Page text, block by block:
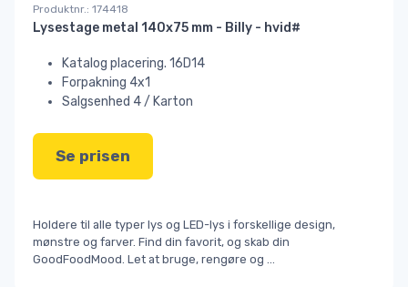
Produktnr.: 174418
Lysestage metal 140x75 mm - Billy - hvid#
Katalog placering. 16D14
Forpakning 4x1
Salgsenhed 4 / Karton
Se prisen
Holdere til alle typer lys og LED-lys i forskellige design,
mønstre og farver. Find din favorit, og skab din
GoodFoodMood. Let at bruge, rengøre og